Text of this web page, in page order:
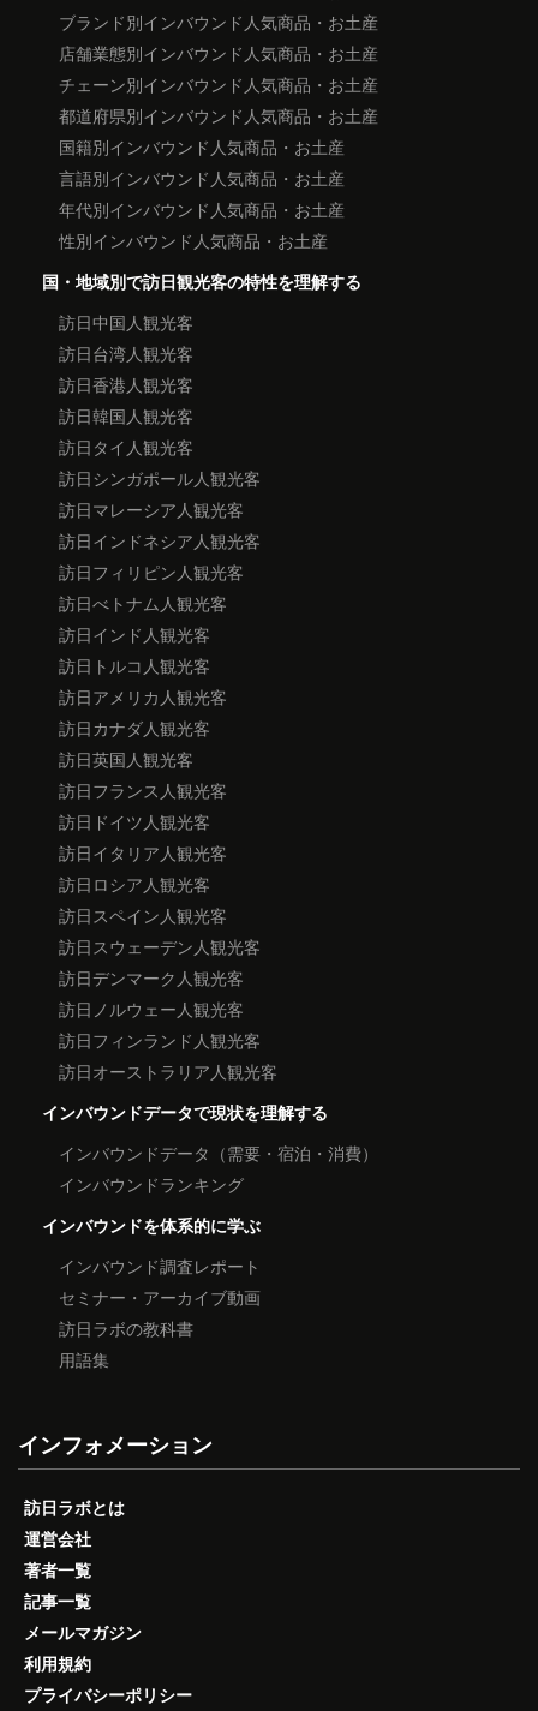
ブランド別インバウンド人気商品・お土産
店舗業態別インバウンド人気商品・お土産
チェーン別インバウンド人気商品・お土産
都道府県別インバウンド人気商品・お土産
国籍別インバウンド人気商品・お土産
言語別インバウンド人気商品・お土産
年代別インバウンド人気商品・お土産
性別インバウンド人気商品・お土産
国・地域別で訪日観光客の特性を理解する
訪日中国人観光客
訪日台湾人観光客
訪日香港人観光客
訪日韓国人観光客
訪日タイ人観光客
訪日シンガポール人観光客
訪日マレーシア人観光客
訪日インドネシア人観光客
訪日フィリピン人観光客
訪日べトナム人観光客
訪日インド人観光客
訪日トルコ人観光客
訪日アメリカ人観光客
訪日カナダ人観光客
訪日英国人観光客
訪日フランス人観光客
訪日ドイツ人観光客
訪日イタリア人観光客
訪日ロシア人観光客
訪日スペイン人観光客
訪日スウェーデン人観光客
訪日デンマーク人観光客
訪日ノルウェー人観光客
訪日フィンランド人観光客
訪日オーストラリア人観光客
インバウンドデータで現状を理解する
インバウンドデータ（需要・宿泊・消費）
インバウンドランキング
インバウンドを体系的に学ぶ
インバウンド調査レポート
セミナー・アーカイブ動画
訪日ラボの教科書
用語集
インフォメーション
訪日ラボとは
運営会社
著者一覧
記事一覧
メールマガジン
利用規約
プライバシーポリシー